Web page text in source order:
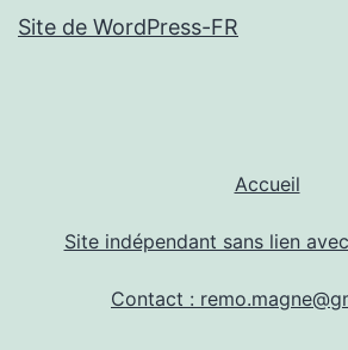
Site de WordPress-FR
Accueil
Site indépendant sans lien
Contact :